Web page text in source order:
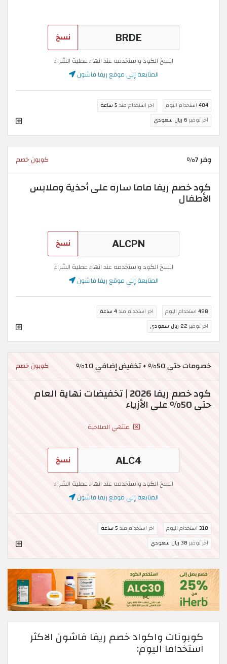
نسخ
انسخ الكود واستخدمه عند انهاء عملية الشراء
المتابعة إلى موقع ريفا فاشون
404 استخدام اليوم اخر استخدام منذ 5 ساعة
اخر توفير 6 ريال سعودي
وفر 7% كوبون خصم
كود خصم ريفا ماما ساره على أحذية وملابس
الأطفال
نسخ
انسخ الكود واستخدمه عند انهاء عملية الشراء
المتابعة إلى موقع ريفا فاشون
498 استخدام اليوم اخر استخدام منذ4 ساعة
اخر توفير 22 ريال سعودي
خصومات حتى 50% + تخفيض إضافي 10% كوبون خصم
كود خصم ريفا 2026 | تخفيضات نهاية العام
حتى 50% على الأزياء
منتهي الصلاحية
نسخ
انسخ الكود واستخدمه عند انهاء عملية الشراء
المتابعة إلى موقع ريفا فاشون
310 استخدام اليوم اخر استخدام منذ 5 ساعة
اخر توفير 38 ريال سعودي
كوبونات واكواد خصم ريفا فاشون الاكثر
استخداما اليوم: